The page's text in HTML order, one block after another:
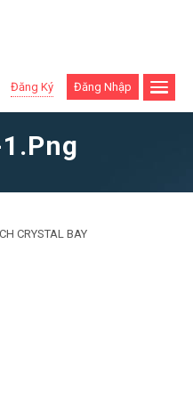
Đăng Ký Đăng Nhập
CRYSTAL BAY